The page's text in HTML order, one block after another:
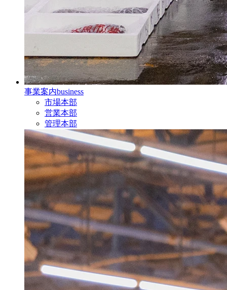
事業案内business
市場本部
営業本部
管理本部